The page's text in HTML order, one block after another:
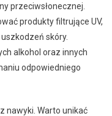
przeciwsłonecznej.
produkty filtrujące UV,
skóry.
alkohol oraz innych
odpowiedniego
nawyki. Warto unikać